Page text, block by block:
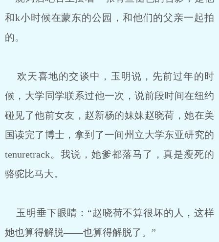
和k小时候在蒙东的公园，和他们的父亲一起拍
的。
欢天喜地的交谈中，玉明说，先前过年的时
候，大学同学联系过他一次，说前段时间在纽约
碰见了他前女友，赵新杨的妹妹赵晓荷，她在美
国读完了博士，拿到了一间州立大学东亚研究的
tenuretrack。我说，她爹都落马了，真是瘦死的
骆驼比马大。
玉明垂下眼睛：“赵晓荷不算很坏的人，这样
她也算得解脱——也算得解脱了。”